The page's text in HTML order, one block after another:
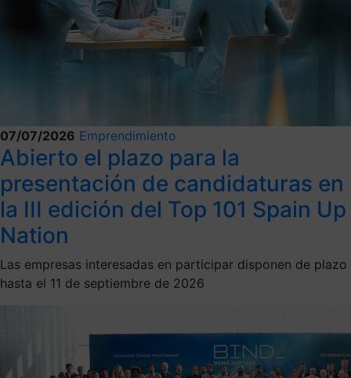
07/07/2026 Emprendimiento
Abierto el plazo para la
presentación de candidaturas en
la III edición del Top 101 Spain Up
Nation
Las empresas interesadas en participar disponen de plazo
hasta el 11 de septiembre de 2026